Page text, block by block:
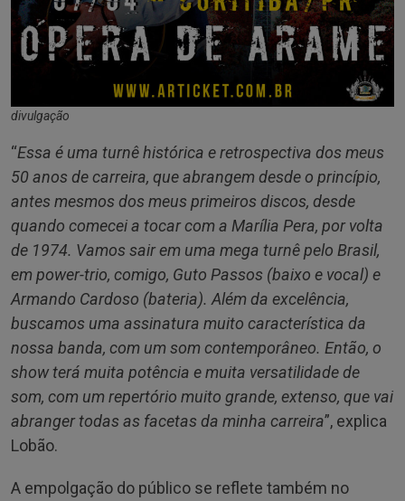
divulgação
“Essa é uma turnê histórica e retrospectiva dos meus
50 anos de carreira, que abrangem desde o princípio,
antes mesmos dos meus primeiros discos, desde
quando comecei a tocar com a Marília Pera, por volta
de 1974. Vamos sair em uma mega turnê pelo Brasil,
em power-trio, comigo, Guto Passos (baixo e vocal) e
Armando Cardoso (bateria). Além da excelência,
buscamos uma assinatura muito característica da
nossa banda, com um som contemporâneo. Então, o
show terá muita potência e muita versatilidade de
som, com um repertório muito grande, extenso, que vai
abranger todas as facetas da minha carreira”, explica
Lobão.
A empolgação do público se reflete também no